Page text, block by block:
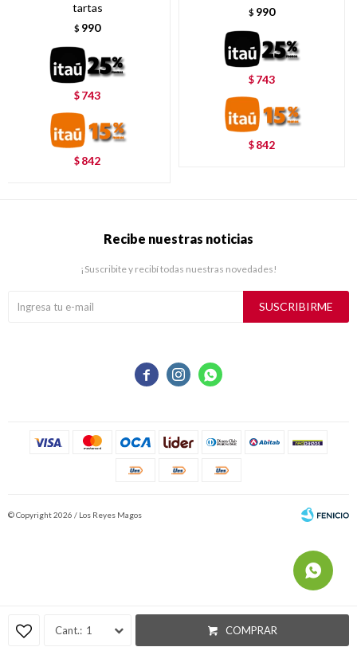
1 COMPRAR
tartas
$ 990
$ 743
$ 842
$ 990
$ 743
$ 842
  
Recibe nuestras noticias
¡Suscribite y recibí todas nuestras novedades!
SUSCRIBIRME
© Copyright 2026 / Los Reyes Magos